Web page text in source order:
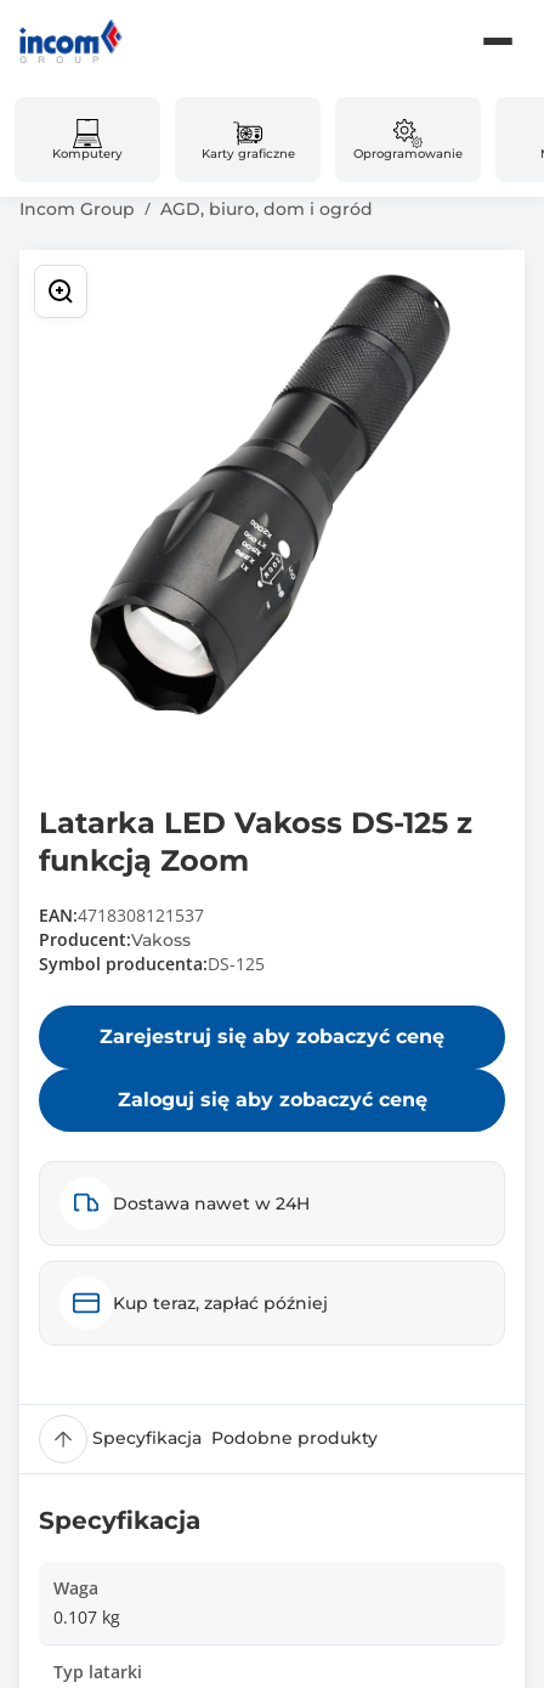
Komputery Karty graficzne Oprogramowanie
Incom Group AGD, biuro, dom i ogród
Latarka LED Vakoss DS-125 z
funkcją Zoom
EAN:4718308121537
Producent:Vakoss
Symbol producenta:DS-125
Zarejestruj się aby zobaczyć cenę
Zaloguj się aby zobaczyć cenę
Dostawa nawet w 24H
Kup teraz, zapłać później
Specyfikacja Podobne produkty
Specyfikacja
Waga
0.107 kg
Typ latarki